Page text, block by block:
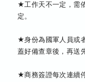
★工作天不一定，需
定。
★身份為國軍人員或
蓋好備查章後，再送
★商務簽證每次連續